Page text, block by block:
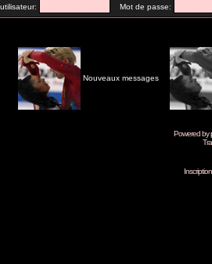
Mot de passe:
Nouveaux messages
Powered by